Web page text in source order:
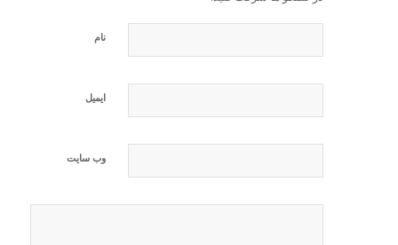
نام
ایمیل
وب‌ سایت